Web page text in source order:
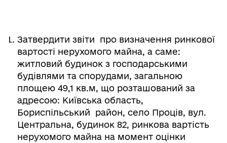
Затвердити звіти про визначення ринкової
вартості нерухомого майна, а саме:
житловий будинок з господарськими
будівлями та спорудами, загальною
площею 49,1 кв.м, що розташований за
адресою: Київська область,
Бориспільський район, село Проців, вул.
Центральна, будинок 82, ринкова вартість
нерухомого майна на момент оцінки